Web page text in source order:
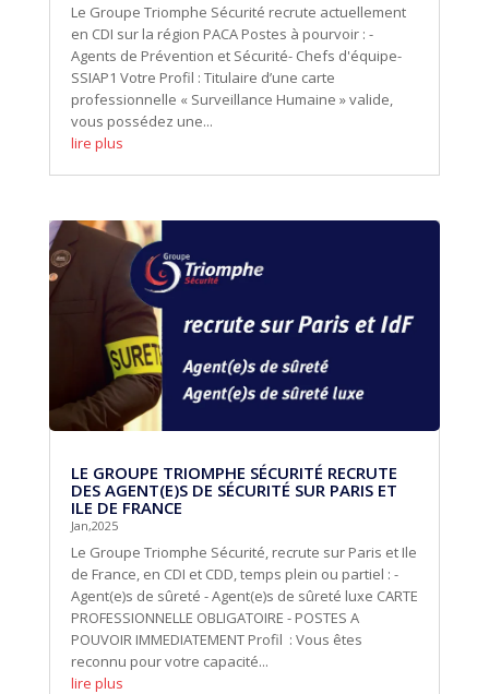
Le Groupe Triomphe Sécurité recrute actuellement
en CDI sur la région PACA Postes à pourvoir : -
Agents de Prévention et Sécurité- Chefs d'équipe-
SSIAP1 Votre Profil : Titulaire d’une carte
professionnelle « Surveillance Humaine » valide,
vous possédez une...
lire plus
LE GROUPE TRIOMPHE SÉCURITÉ RECRUTE
DES AGENT(E)S DE SÉCURITÉ SUR PARIS ET
ILE DE FRANCE
Jan,2025
Le Groupe Triomphe Sécurité, recrute sur Paris et Ile
de France, en CDI et CDD, temps plein ou partiel : -
Agent(e)s de sûreté - Agent(e)s de sûreté luxe CARTE
PROFESSIONNELLE OBLIGATOIRE - POSTES A
POUVOIR IMMEDIATEMENT Profil : Vous êtes
reconnu pour votre capacité...
lire plus